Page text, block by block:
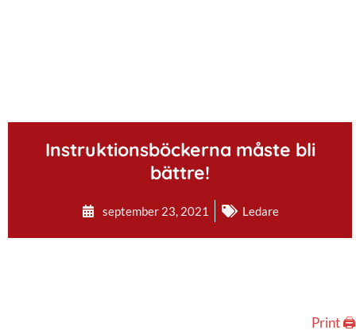
Instruktionsböckerna måste bli
bättre!
september 23, 2021 Ledare
Print 🖨